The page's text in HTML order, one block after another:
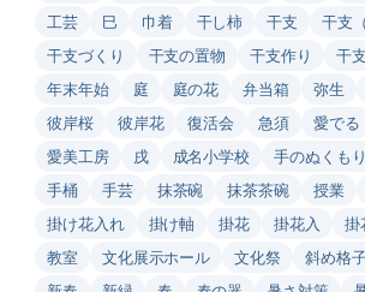
工芸
巳 巾着 干し柿 干支
干支
干支づくり
干支の置物 干支作り 干
年末年始
庭 庭の花 弁当箱 弥生
彼岸桜
彼岸花 復活会 急須 愛でる
愛美工房
戌 成名小学校 手のぬくもり
手桶
手芸 抹茶碗 抹茶茶碗 授業
掛け花入れ
掛け軸 掛花 掛花入 掛
教室
文化展示ホール 文化祭 斜め格